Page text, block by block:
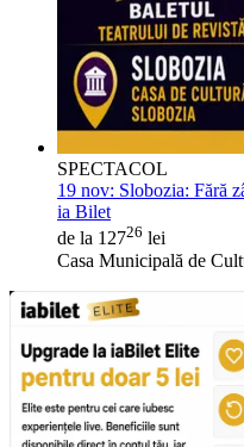
SPECTACOL
19 nov: Slobozia: Fără
ia Bilet
de la 12726 lei
Casa Municipală de